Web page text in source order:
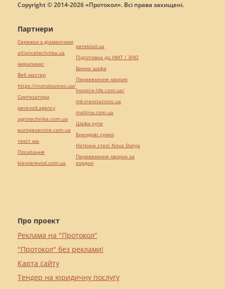
Copyright © 2014-2026 «Протокол». Всі права захищені.
Про проект
Реклама на "Протокол"
"Протокол" без реклами!
Карта сайту
Тендер на юридичну послугу
Партнери
Сережки з діамантами
alliancetechnika.ua
миралинкс
Веб мастер
https://motokosmos.ua/
Синтезатори
perevod.agency
agrotechnika.com.ua
europeservice.com.ua
текст юа
Посилання
kievperevod.com.ua
pereklad.ua
Підготовка до НМТ / ЗНО
Винна шафа
Перевезення хворих
hospice-life.com.ua/
mk-translations.ua
maltina.com.ua
Шафи купе
Брендові сумки
Натяжні стелі Nova Stelya
Перевезення хворих за
кордон